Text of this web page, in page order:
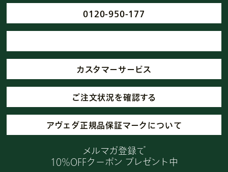
0120-950-177
カスタマーサービス
ご注文状況を確認する
アヴェダ正規品保証マークについて
メルマガ登録で
10%OFFクーポン プレゼント中